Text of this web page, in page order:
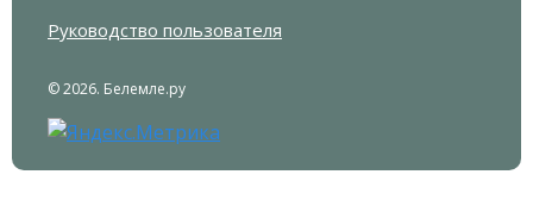
Руководство пользователя
© 2026. Белемле.ру